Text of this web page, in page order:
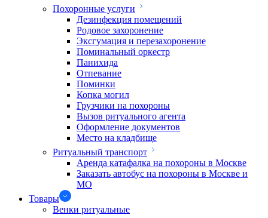
Похоронные услуги
Дезинфекция помещений
Родовое захоронение
Эксгумация и перезахоронение
Поминальный оркестр
Панихида
Отпевание
Поминки
Копка могил
Грузчики на похороны
Вызов ритуального агента
Оформление документов
Место на кладбище
Ритуальный транспорт
Аренда катафалка на похороны в Москве
Заказать автобус на похороны в Москве и
МО
Товары
Венки ритуальные